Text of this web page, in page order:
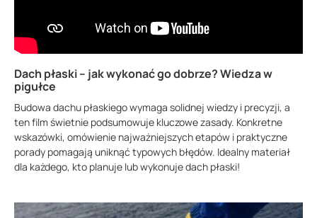
Dach płaski – jak wykonać go dobrze? Wiedza w
pigułce
Budowa dachu płaskiego wymaga solidnej wiedzy i precyzji, a
ten film świetnie podsumowuje kluczowe zasady. Konkretne
wskazówki, omówienie najważniejszych etapów i praktyczne
porady pomagają uniknąć typowych błędów. Idealny materiał
dla każdego, kto planuje lub wykonuje dach płaski!